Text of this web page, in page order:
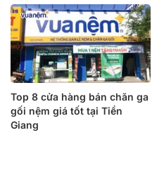
Top 8 cửa hàng bán chăn ga
gối nệm giá tốt tại Tiền
Giang